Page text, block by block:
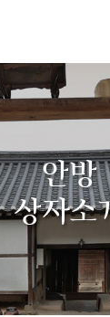
안방
상자소